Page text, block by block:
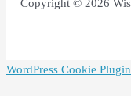
Copyright © 2026
WordPress Cookie